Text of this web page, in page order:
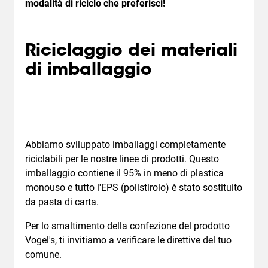
modalità di riciclo che preferisci!
Riciclaggio dei materiali
di imballaggio
Abbiamo sviluppato imballaggi completamente
riciclabili per le nostre linee di prodotti. Questo
imballaggio contiene il 95% in meno di plastica
monouso e tutto l'EPS (polistirolo) è stato sostituito
da pasta di carta.
Per lo smaltimento della confezione del prodotto
Vogel's, ti invitiamo a verificare le direttive del tuo
comune.